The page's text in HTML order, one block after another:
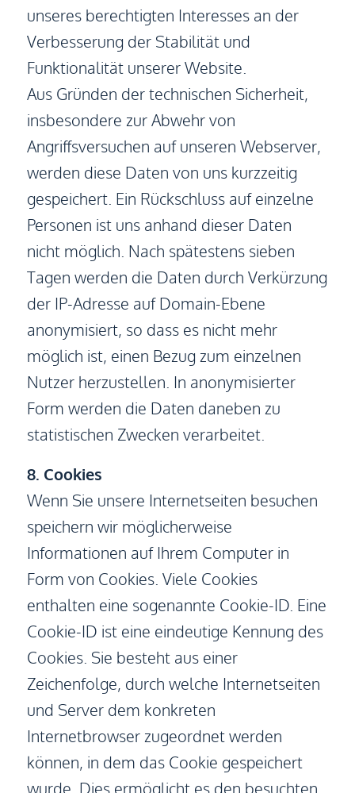
unseres berechtigten Interesses an der
Verbesserung der Stabilität und
Funktionalität unserer Website.
Aus Gründen der technischen Sicherheit,
insbesondere zur Abwehr von
Angriffsversuchen auf unseren Webserver,
werden diese Daten von uns kurzzeitig
gespeichert. Ein Rückschluss auf einzelne
Personen ist uns anhand dieser Daten
nicht möglich. Nach spätestens sieben
Tagen werden die Daten durch Verkürzung
der IP-Adresse auf Domain-Ebene
anonymisiert, so dass es nicht mehr
möglich ist, einen Bezug zum einzelnen
Nutzer herzustellen. In anonymisierter
Form werden die Daten daneben zu
statistischen Zwecken verarbeitet.
8. Cookies
Wenn Sie unsere Internetseiten besuchen
speichern wir möglicherweise
Informationen auf Ihrem Computer in
Form von Cookies. Viele Cookies
enthalten eine sogenannte Cookie-ID. Eine
Cookie-ID ist eine eindeutige Kennung des
Cookies. Sie besteht aus einer
Zeichenfolge, durch welche Internetseiten
und Server dem konkreten
Internetbrowser zugeordnet werden
können, in dem das Cookie gespeichert
wurde. Dies ermöglicht es den besuchten